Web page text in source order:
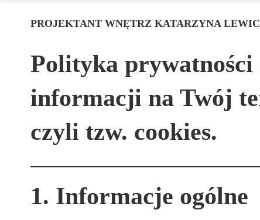
PROJEKTANT WNĘTRZ KATARZYNA
Polityka prywatności
informacji na Twój
czyli tzw. cookies.
1. Informacje ogólne